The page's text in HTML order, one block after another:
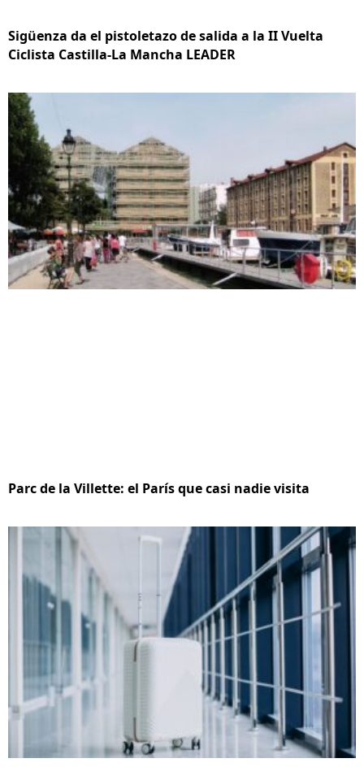
Sigüenza da el pistoletazo de salida a la II Vuelta
Ciclista Castilla-La Mancha LEADER
Parc de la Villette: el París que casi nadie visita